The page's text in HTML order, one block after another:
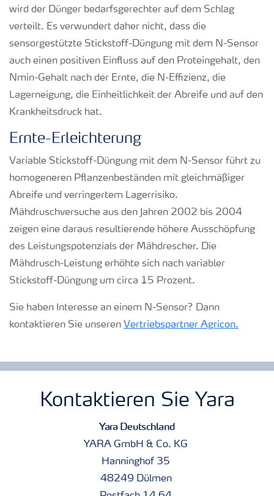
wird der Dünger bedarfsgerechter auf dem Schlag
verteilt. Es verwundert daher nicht, dass die
sensorgestützte Stickstoff-Düngung mit dem N-Sensor
auch einen positiven Einfluss auf den Proteingehalt, den
Nmin-Gehalt nach der Ernte, die N-Effizienz, die
Lagerneigung, die Einheitlichkeit der Abreife und auf den
Krankheitsdruck hat.
Ernte-Erleichterung
Variable Stickstoff-Düngung mit dem N-Sensor führt zu
homogeneren Pflanzenbeständen mit gleichmäßiger
Abreife und verringertem Lagerrisiko.
Mähdruschversuche aus den Jahren 2002 bis 2004
zeigen eine daraus resultierende höhere Ausschöpfung
des Leistungspotenzials der Mähdrescher. Die
Mähdrusch-Leistung erhöhte sich nach variabler
Stickstoff-Düngung um circa 15 Prozent.
Sie haben Interesse an einem N-Sensor? Dann
kontaktieren Sie unseren Vertriebspartner Agricon.
Kontaktieren Sie Yara
Yara Deutschland
YARA GmbH & Co. KG
Hanninghof 35
48249 Dülmen